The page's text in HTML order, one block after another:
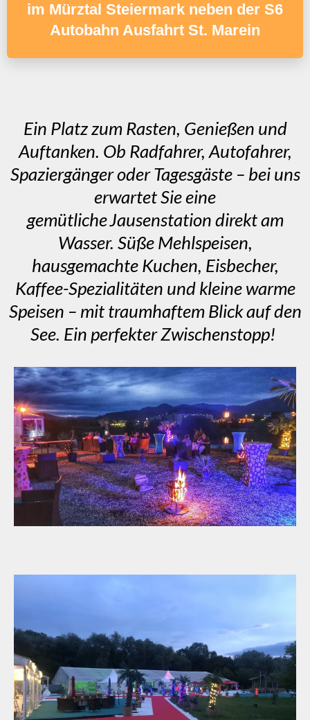
im Mürztal Steiermark neben der S6
Autobahn Ausfahrt St. Marein
Ein Platz zum Rasten, Genießen und
Auftanken. Ob Radfahrer, Autofahrer,
Spaziergänger oder Tagesgäste – bei uns
erwartet Sie eine
gemütliche Jausenstation direkt am
Wasser. Süße Mehlspeisen,
hausgemachte Kuchen, Eisbecher,
Kaffee-Spezialitäten und kleine warme
Speisen – mit traumhaftem Blick auf den
See. Ein perfekter Zwischenstopp!